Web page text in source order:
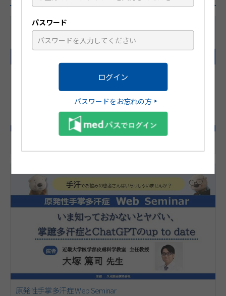
原発性手掌多汗症 Web Seminar
パスワード
パスワードをお忘れの方